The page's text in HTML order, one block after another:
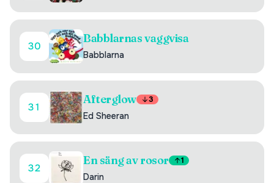
30
Babblarnas vaggvisa
Babblarna
31
Afterglow 3
Ed Sheeran
32
En säng av rosor 1
Darin